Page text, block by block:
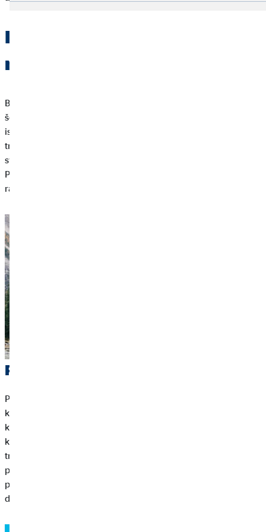
Financiranje putovanja s
ruksakom
Bilo da planirate četverotjedno putovanje istočnom Europom ili
šestomjesečno putovanje oko svijeta – potrebno je dobro
isplanirati svoje financije za putovanje. Putovanja s ruksakom
trebaju biti iznad svega:
svoje vrijeme i
Prije vaše velike avanture trebali biste znati s koliko novca
raspolažete. Ali koji je najbolji način za to?
Postavite svoj putni budžet
Prije svega, trebali biste znati koliko će vaše putovanje okvirno
koštati. Najbolje je svoje troškove podijeliti u nekoliko
kategorija. U svoj troškovnik uključite jednokratne troškove,
kao što su letovi ili posebne aktivnosti, i one svakodnevne
troškove. To su, primjerice, prosječni troškovi smještaja,
prijevoza te hrane i pića. Ako te svakodnevne troškove
pomnožite s brojem dana i dodate fiksne troškove putovanja,
dobit ćete okvirni troškovnik putovanja.